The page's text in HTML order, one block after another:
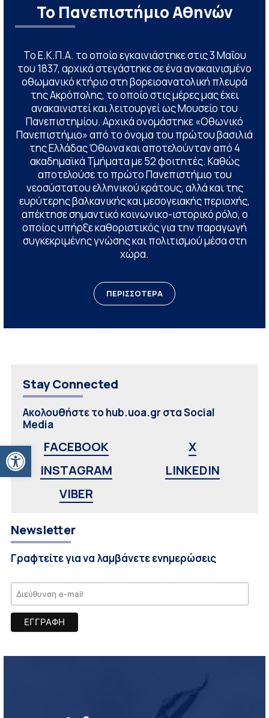
Ανοίξτε τη γραμμή εργαλείων
Το Πανεπιστήμιο Αθηνών
Το Ε.Κ.Π.Α. το οποίο εγκαινιάστηκε στις 3 Μαΐου
του 1837, αρχικά στεγάστηκε σε ένα ανακαινισμένο
οθωμανικό κτήριο στη βορειοανατολική πλευρά
της Ακρόπολης, το οποίο στις μέρες μας έχει
ανακαινιστεί και λειτουργεί ως Μουσείο του
Πανεπιστημίου. Αρχικά ονομάστηκε «Οθωνικό
Πανεπιστήμιο» από το όνομα του πρώτου βασιλιά
της Ελλάδας Όθωνα και αποτελούνταν από 4
ακαδημαϊκά Τμήματα με 52 φοιτητές. Καθώς
αποτελούσε το πρώτο Πανεπιστήμιο του
νεοσύστατου ελληνικού κράτους, αλλά και της
ευρύτερης βαλκανικής και μεσογειακής περιοχής,
απέκτησε σημαντικό κοινωνικο-ιστορικό ρόλο, ο
οποίος υπήρξε καθοριστικός για την παραγωγή
συγκεκριμένης γνώσης και πολιτισμού μέσα στη
χώρα.
ΠΕΡΙΣΣΟΤΕΡΑ
Stay Connected
Ακολουθήστε το hub.uoa.gr στα Social
Media
FACEBOOK
X
INSTAGRAM
LINKEDIN
VIBER
Newsletter
Γραφτείτε για να λαμβάνετε ενημερώσεις